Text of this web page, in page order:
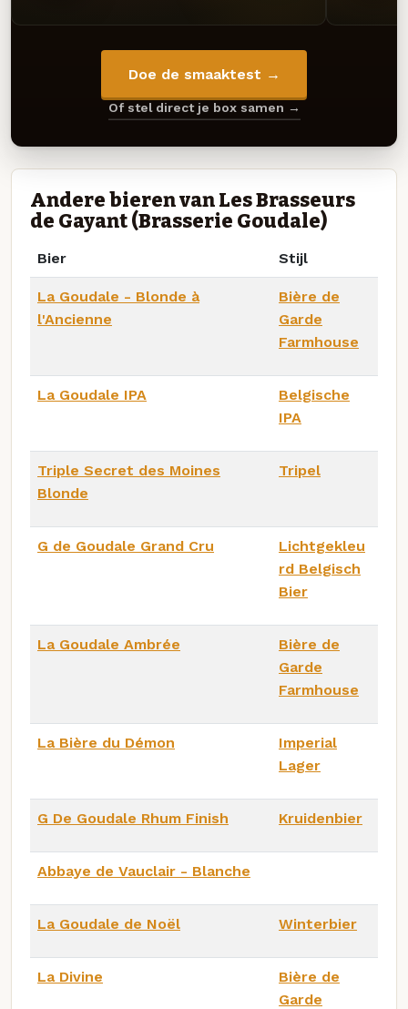
Doe de smaaktest →
Of stel direct je box samen →
Andere bieren van Les Brasseurs
de Gayant (Brasserie Goudale)
Bier Stijl
La Goudale - Blonde à
l'Ancienne
Bière de
Garde
Farmhouse
La Goudale IPA
Belgische
IPA
Triple Secret des Moines
Blonde
Tripel
G de Goudale Grand Cru
Lichtgekleu
rd Belgisch
Bier
La Goudale Ambrée
Bière de
Garde
Farmhouse
La Bière du Démon
Imperial
Lager
G De Goudale Rhum Finish Kruidenbier
Abbaye de Vauclair - Blanche
La Goudale de Noël Winterbier
La Divine
Bière de
Garde